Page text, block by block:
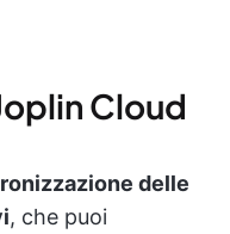
Cloud
delle
, che puoi